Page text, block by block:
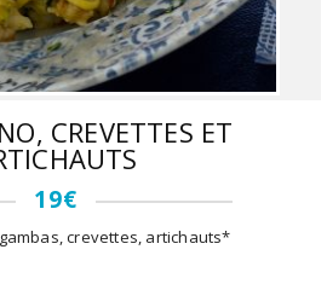
CREVETTES ET
19€
crevettes, artichauts*